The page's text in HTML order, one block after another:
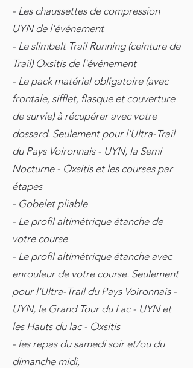
- Les chaussettes de compression
UYN de l'événement
- Le slimbelt Trail Running (ceinture de
Trail) Oxsitis de l'événement
- Le pack matériel obligatoire (avec
frontale, sifflet, flasque et couverture
de survie) à récupérer avec votre
dossard. Seulement pour l'Ultra-Trail
du Pays Voironnais - UYN, la Semi
Nocturne - Oxsitis et les courses par
étapes
- Gobelet pliable
- Le profil altimétrique étanche de
votre course
- Le profil altimétrique étanche avec
enrouleur de votre course. Seulement
pour l'Ultra-Trail du Pays Voironnais -
UYN, le Grand Tour du Lac - UYN et
les Hauts du lac - Oxsitis
- les repas du samedi soir et/ou du
dimanche midi,